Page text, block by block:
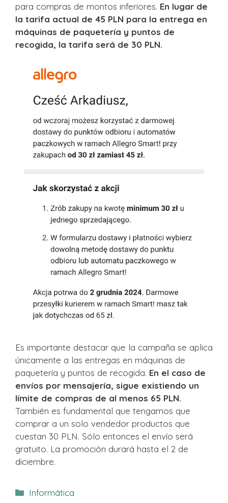
para compras de montos inferiores. En lugar de
la tarifa actual de 45 PLN para la entrega en
máquinas de paquetería y puntos de
recogida, la tarifa será de 30 PLN.
Es importante destacar que la campaña se aplica
únicamente a las entregas en máquinas de
paquetería y puntos de recogida. En el caso de
envíos por mensajería, sigue existiendo un
límite de compras de al menos 65 PLN.
También es fundamental que tengamos que
comprar a un solo vendedor productos que
cuestan 30 PLN. Sólo entonces el envío será
gratuito. La promoción durará hasta el 2 de
diciembre.
Categorías
Informática